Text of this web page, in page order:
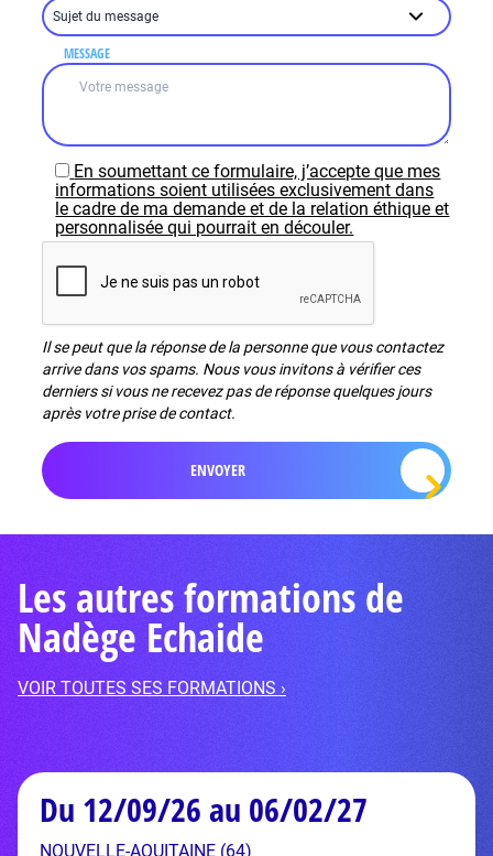
MESSAGE
En soumettant ce formulaire, j’accepte que mes
informations soient utilisées exclusivement dans
le cadre de ma demande et de la relation éthique et
personnalisée qui pourrait en découler.
Il se peut que la réponse de la personne que vous contactez
arrive dans vos spams. Nous vous invitons à vérifier ces
derniers si vous ne recevez pas de réponse quelques jours
après votre prise de contact.
Les autres formations de
Nadège Echaide
VOIR TOUTES SES FORMATIONS ›
Du 12/09/26 au 06/02/27
NOUVELLE-AQUITAINE (64)